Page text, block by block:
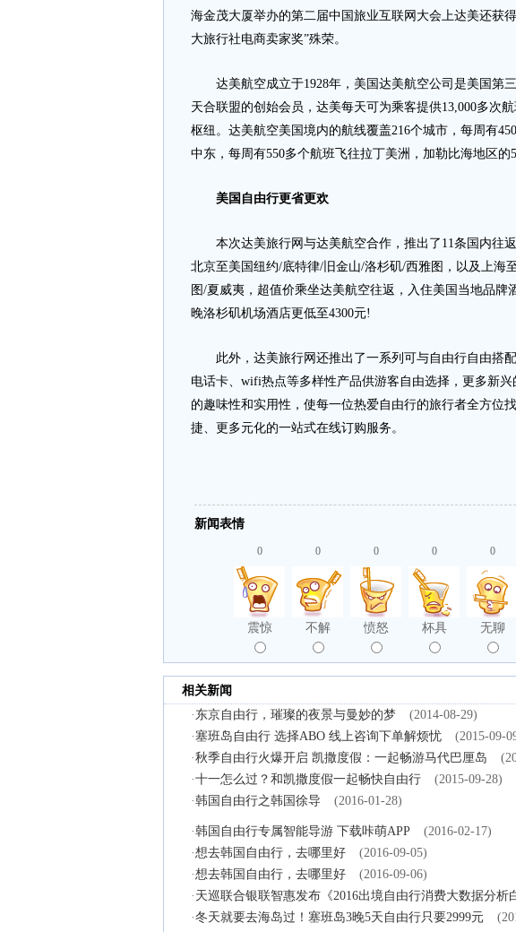
海金茂大厦举办的第二届中国旅业互联网大会上达美还获
大旅行社电商卖家奖”殊荣。
达美航空成立于1928年，美国达美航空公司是美国第
天合联盟的创始会员，达美每天可为乘客提供13,000多次
枢纽。达美航空美国境内的航线覆盖216个城市，每周有
中东，每周有550多个航班飞往拉丁美洲，加勒比海地区的
美国自由行更省更欢
本次达美旅行网与达美航空合作，推出了11条国内往返
北京至美国纽约/底特律/旧金山/洛杉矶/西雅图，以及上海
图/夏威夷，超值价乘坐达美航空往返，入住美国当地品牌
晚洛杉矶机场酒店更低至4300元!
此外，达美旅行网还推出了一系列可与自由行自由搭配
电话卡、wifi热点等多样性产品供游客自由选择，更多新
的趣味性和实用性，使每一位热爱自由行的旅行者全方位
捷、更多元化的一站式在线订购服务。
新闻表情
0
震惊
0
不解
0
愤怒
0
杯具
0
无聊
相关新闻
· 东京自由行，璀璨的夜景与曼妙的梦
(2014-08-29)
·塞班岛自由行 选择ABO 线上咨询下单解烦忧
(2015-09-
·秋季自由行火爆开启 凯撒度假：一起畅游马代巴厘岛
·十一怎么过？和凯撒度假一起畅快自由行
(2015-09-28)
·韩国自由行之韩国徐导 (2016-01-28)
·韩国自由行专属智能导游 下载咔萌APP
(2016-02-17)
·想去韩国自由行，去哪里好
(2016-09-05)
·想去韩国自由行，去哪里好
(2016-09-06)
· 天巡联合银联智惠发布《2016出境自由行消费大数据分析
·冬天就要去海岛过！塞班岛3晚5天自由行只要2999元